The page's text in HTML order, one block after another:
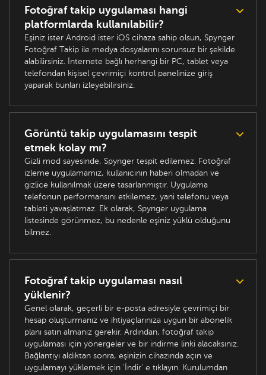
Fotoğraf takip uygulaması hangi
platformlarda kullanılabilir?
Eşiniz ister Android ister iOS cihaza sahip olsun, Spynger
Fotoğraf Takip ile medya dosyalarını sorunsuz bir şekilde
alabilirsiniz. İnternete bağlı herhangi bir PC, tablet veya
telefondan kişisel çevrimiçi kontrol panelinize giriş
yaparak bunları izleyebilirsiniz.
Görüntü takip uygulamasını tespit
etmek kolay mı?
Gizli mod sayesinde, Spynger tespit edilemez. Fotoğraf
izleme uygulamamız, kullanıcının haberi olmadan ve
gizlice kullanılmak üzere tasarlanmıştır. Uygulama
telefonun performansını etkilemez, yani telefonu veya
tableti yavaşlatmaz. Ek olarak, Spynger uygulama
listesinde görünmez, bu nedenle eşiniz yüklü olduğunu
bilmez.
Fotoğraf takip uygulaması nasıl
yüklenir?
Genel olarak, geçerli bir e-posta adresiyle çevrimiçi bir
hesap oluşturmanız ve ihtiyaçlarınıza uygun bir abonelik
planı satın almanız gerekir. Ardından, fotoğraf takip
uygulaması için yönergeler ve bir indirme linki alacaksınız.
Bağlantıyı aldıktan sonra, eşinizin cihazında açın ve
uygulamayı yüklemek için 'İndir' e tıklayın. Kurulumdan